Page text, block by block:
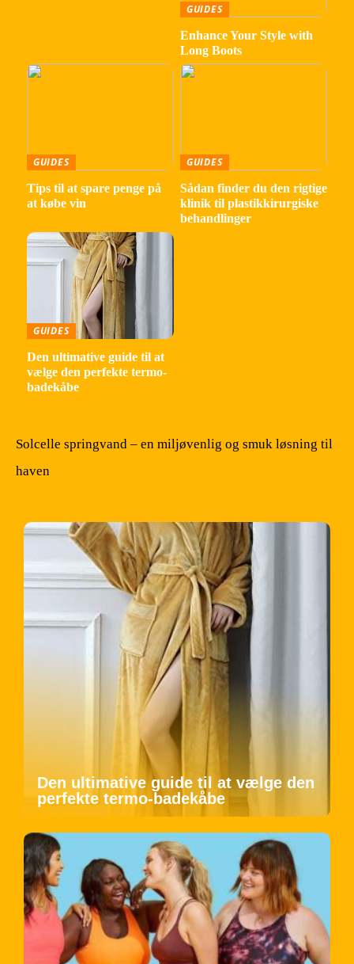
GUIDES
Enhance Your Style with
Long Boots
GUIDES
Tips til at spare penge på
at købe vin
GUIDES
Sådan finder du den rigtige
klinik til plastikkirurgiske
behandlinger
GUIDES
Den ultimative guide til at
vælge den perfekte termo-
badekåbe
Solcelle springvand – en miljøvenlig og smuk løsning til
haven
Den ultimative guide til at vælge den
perfekte termo-badekåbe